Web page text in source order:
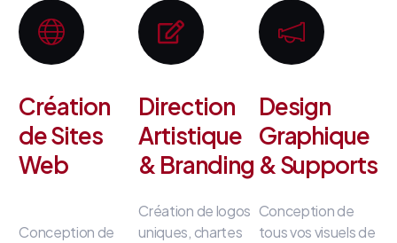
Création
de Sites
Web
Conception de
Direction
Artistique
& Branding
Création de logos
uniques, chartes
Design
Graphique
& Supports
Conception de
tous vos visuels de